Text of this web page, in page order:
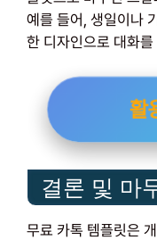
예를 들어, 생일이나
한 디자인으로 대화
활
결론 및 마
무료 카톡 템플릿은